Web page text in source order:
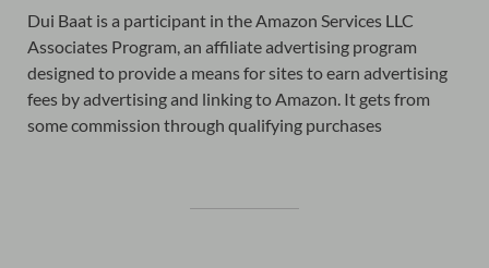
Dui Baat is a participant in the Amazon Services LLC
Associates Program, an affiliate advertising program
designed to provide a means for sites to earn advertising
fees by advertising and linking to Amazon. It gets from
some commission through qualifying purchases